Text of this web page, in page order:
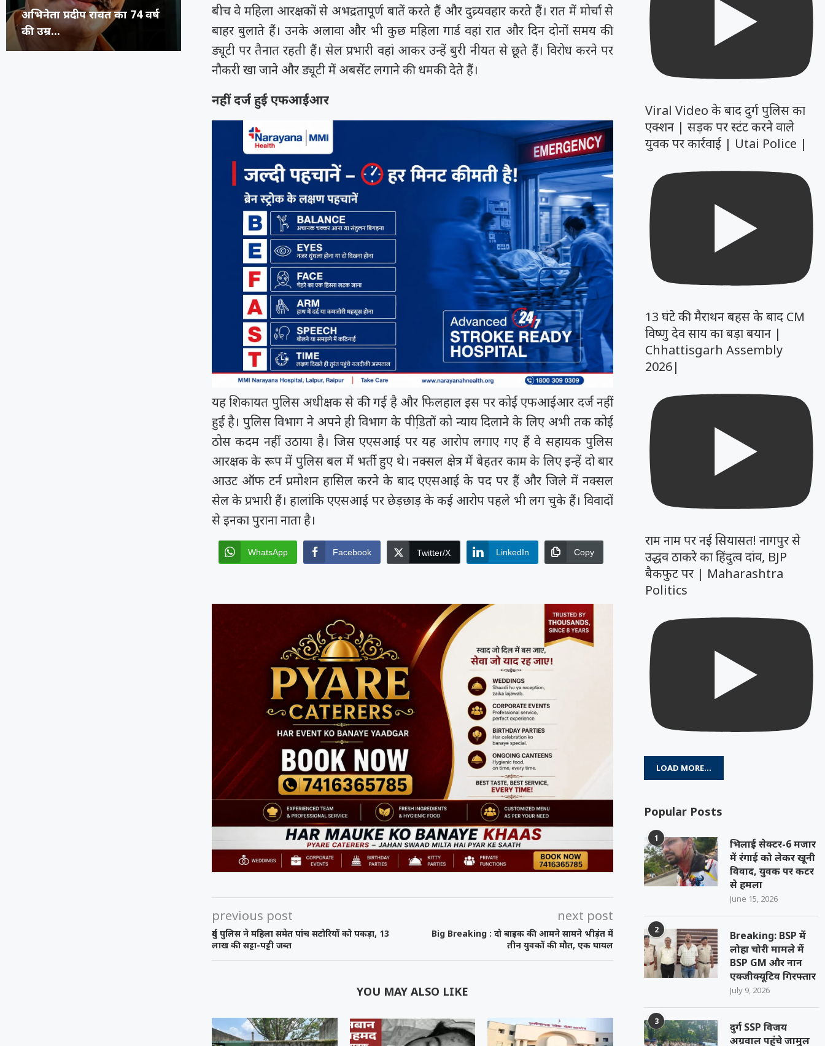
बीच वे महिला आरक्षकों से अभद्रतापूर्ण बातें करते हैं और दुव्र्यवहार करते हैं। रात में मोर्चा से
बाहर बुलाते हैं। उनके अलावा और भी कुछ महिला गार्ड वहां रात और दिन दोनों समय की
ड्यूटी पर तैनात रहती हैं। सेल प्रभारी वहां आकर उन्हें बुरी नीयत से छूते हैं। विरोध करने पर
नौकरी खा जाने और ड्यूटी में अबसेंट लगाने की धमकी देते हैं।
नहीं दर्ज हुई एफआईआर
यह शिकायत पुलिस अधीक्षक से की गई है और फिलहाल इस पर कोई एफआईआर दर्ज नहीं
हुई है। पुलिस विभाग ने अपने ही विभाग के पीडि़तों को न्याय दिलाने के लिए अभी तक कोई
ठोस कदम नहीं उठाया है। जिस एएसआई पर यह आरोप लगाए गए हैं वे सहायक पुलिस
आरक्षक के रूप में पुलिस बल में भर्ती हुए थे। नक्सल क्षेत्र में बेहतर काम के लिए इन्हें दो बार
आउट ऑफ टर्न प्रमोशन हासिल करने के बाद एएसआई के पद पर हैं और जिले में नक्सल
सेल के प्रभारी हैं। हालांकि एएसआई पर छेड़छाड़ के कई आरोप पहले भी लग चुके हैं। विवादों
से इनका पुराना नाता है।
WhatsApp Facebook Twitter/X LinkedIn Copy
previous post
दुर्ग पुलिस ने महिला समेत पांच सटोरियों को पकड़ा, 13
लाख की सट्टा-पट्टी जब्त
next post
Big Breaking : दो बाइक की आमने सामने भीड़ंत में
तीन युवकों की मौत, एक घायल
YOU MAY ALSO LIKE
Viral Video के बाद दुर्ग पुलिस का
एक्शन | सड़क पर स्टंट करने वाले
युवक पर कार्रवाई | Utai Police |
13 घंटे की मैराथन बहस के बाद CM
विष्णु देव साय का बड़ा बयान |
Chhattisgarh Assembly
2026|
राम नाम पर नई सियासत! नागपुर से
उद्धव ठाकरे का हिंदुत्व दांव, BJP
बैकफुट पर | Maharashtra
Politics
LOAD MORE...
Popular Posts
1
भिलाई सेक्टर-6 मजार
में रंगाई को लेकर खूनी
विवाद, युवक पर कटर
से हमला
June 15, 2026
2
Breaking: BSP में
लोहा चोरी मामले में
BSP GM और नान
एक्जीक्यूटिव गिरफ्तार
July 9, 2026
3
दुर्ग SSP विजय
अग्रवाल पहुंचे जामुल
कंगना ने Gen Z को कहा
जनरेशन गटर,...
सुप्रीम कोर्ट का समय रैना समेत 6
कॉमेडियन्स...
रूंगटा यूनिवर्सिटी के फिल्म
फेस्टिवल में पहुंची चक...
राष्ट्रीय नृत्य महोत्सव में चमका
भिलाई का हुनर,...